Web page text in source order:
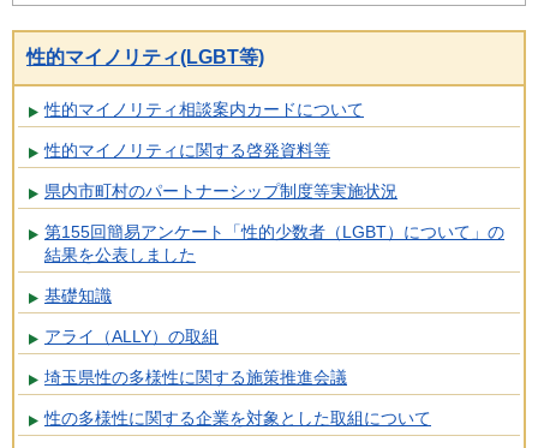
性的マイノリティ(LGBT等)
性的マイノリティ相談案内カードについて
性的マイノリティに関する啓発資料等
県内市町村のパートナーシップ制度等実施状況
第155回簡易アンケート「性的少数者（LGBT）について」の
結果を公表しました
基礎知識
アライ（ALLY）の取組
埼玉県性の多様性に関する施策推進会議
性の多様性に関する企業を対象とした取組について